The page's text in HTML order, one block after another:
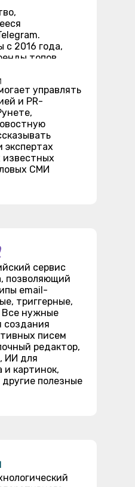
с 2016 года,
топов
клиентов
управлять
и PR-
экспертах
СМИ
сервис
позволяющий
email-
триггерные,
Все нужные
создания
писем
редактор,
ИИ для
и картинок,
полезные